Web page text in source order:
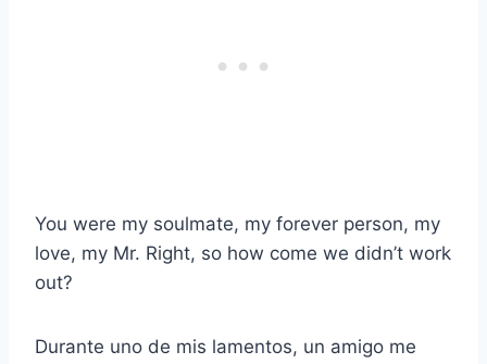
You were my soulmate, my forever person, my
love, my Mr. Right, so how come we didn’t work
out?
Durante uno de mis lamentos, un amigo me